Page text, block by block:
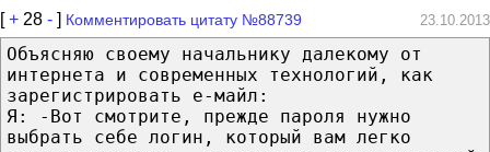
[+ 28 - ] Комментировать цитату №88739 23.10.2013
Объясняю своему начальнику далекому от
интернета и современных технологий, как
зарегистрировать е-майл:
Я: -Вот смотрите, прежде пароля нужно
выбрать себе логин, который вам легко